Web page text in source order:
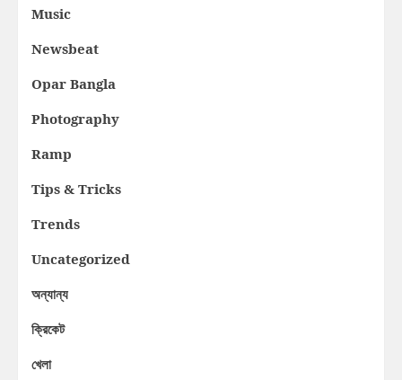
Music
Newsbeat
Opar Bangla
Photography
Ramp
Tips & Tricks
Trends
Uncategorized
অন্যান্য
ক্রিকেট
খেলা